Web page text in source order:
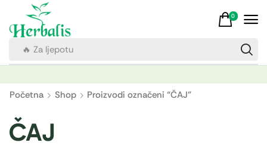
🔥 Za ljepotu
0
Početna Shop Proizvodi označeni “ČAJ”
ČAJ